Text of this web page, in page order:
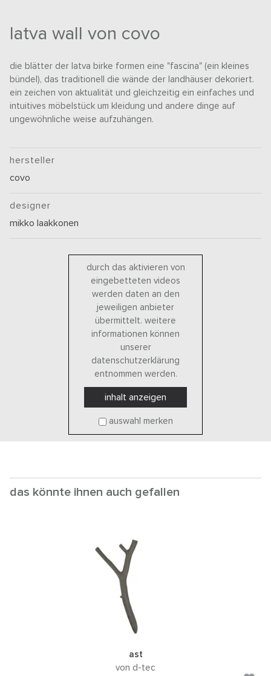
latva wall von covo
die blätter der latva birke formen eine "fascina" (ein kleines
bündel), das traditionell die wände der landhäuser dekoriert.
ein zeichen von aktualität und gleichzeitig ein einfaches und
intuitives möbelstück um kleidung und andere dinge auf
ungewöhnliche weise aufzuhängen.
hersteller
covo
designer
mikko laakkonen
durch das aktivieren von
eingebetteten videos
werden daten an den
jeweiligen anbieter
übermittelt. weitere
informationen können
unserer
datenschutzerklärung
entnommen werden.
inhalt anzeigen
auswahl merken
das könnte ihnen auch gefallen
ast
von d-tec